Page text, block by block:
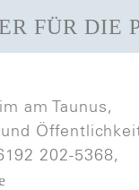
FÜR DIE
am Taunus,
202-5368,